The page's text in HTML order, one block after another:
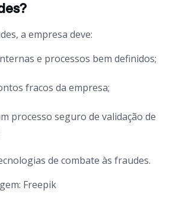
a empresa deve:
e processos bem definidos;
fracos da empresa;
processo seguro de validação de
de combate às fraudes.
Freepik